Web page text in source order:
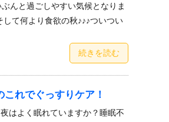
んと過ごしやすい気候となりま
て何より食欲の秋♪♪♪ついつい
続きを読む
れでぐっすりケア！
はよく眠れていますか？睡眠不